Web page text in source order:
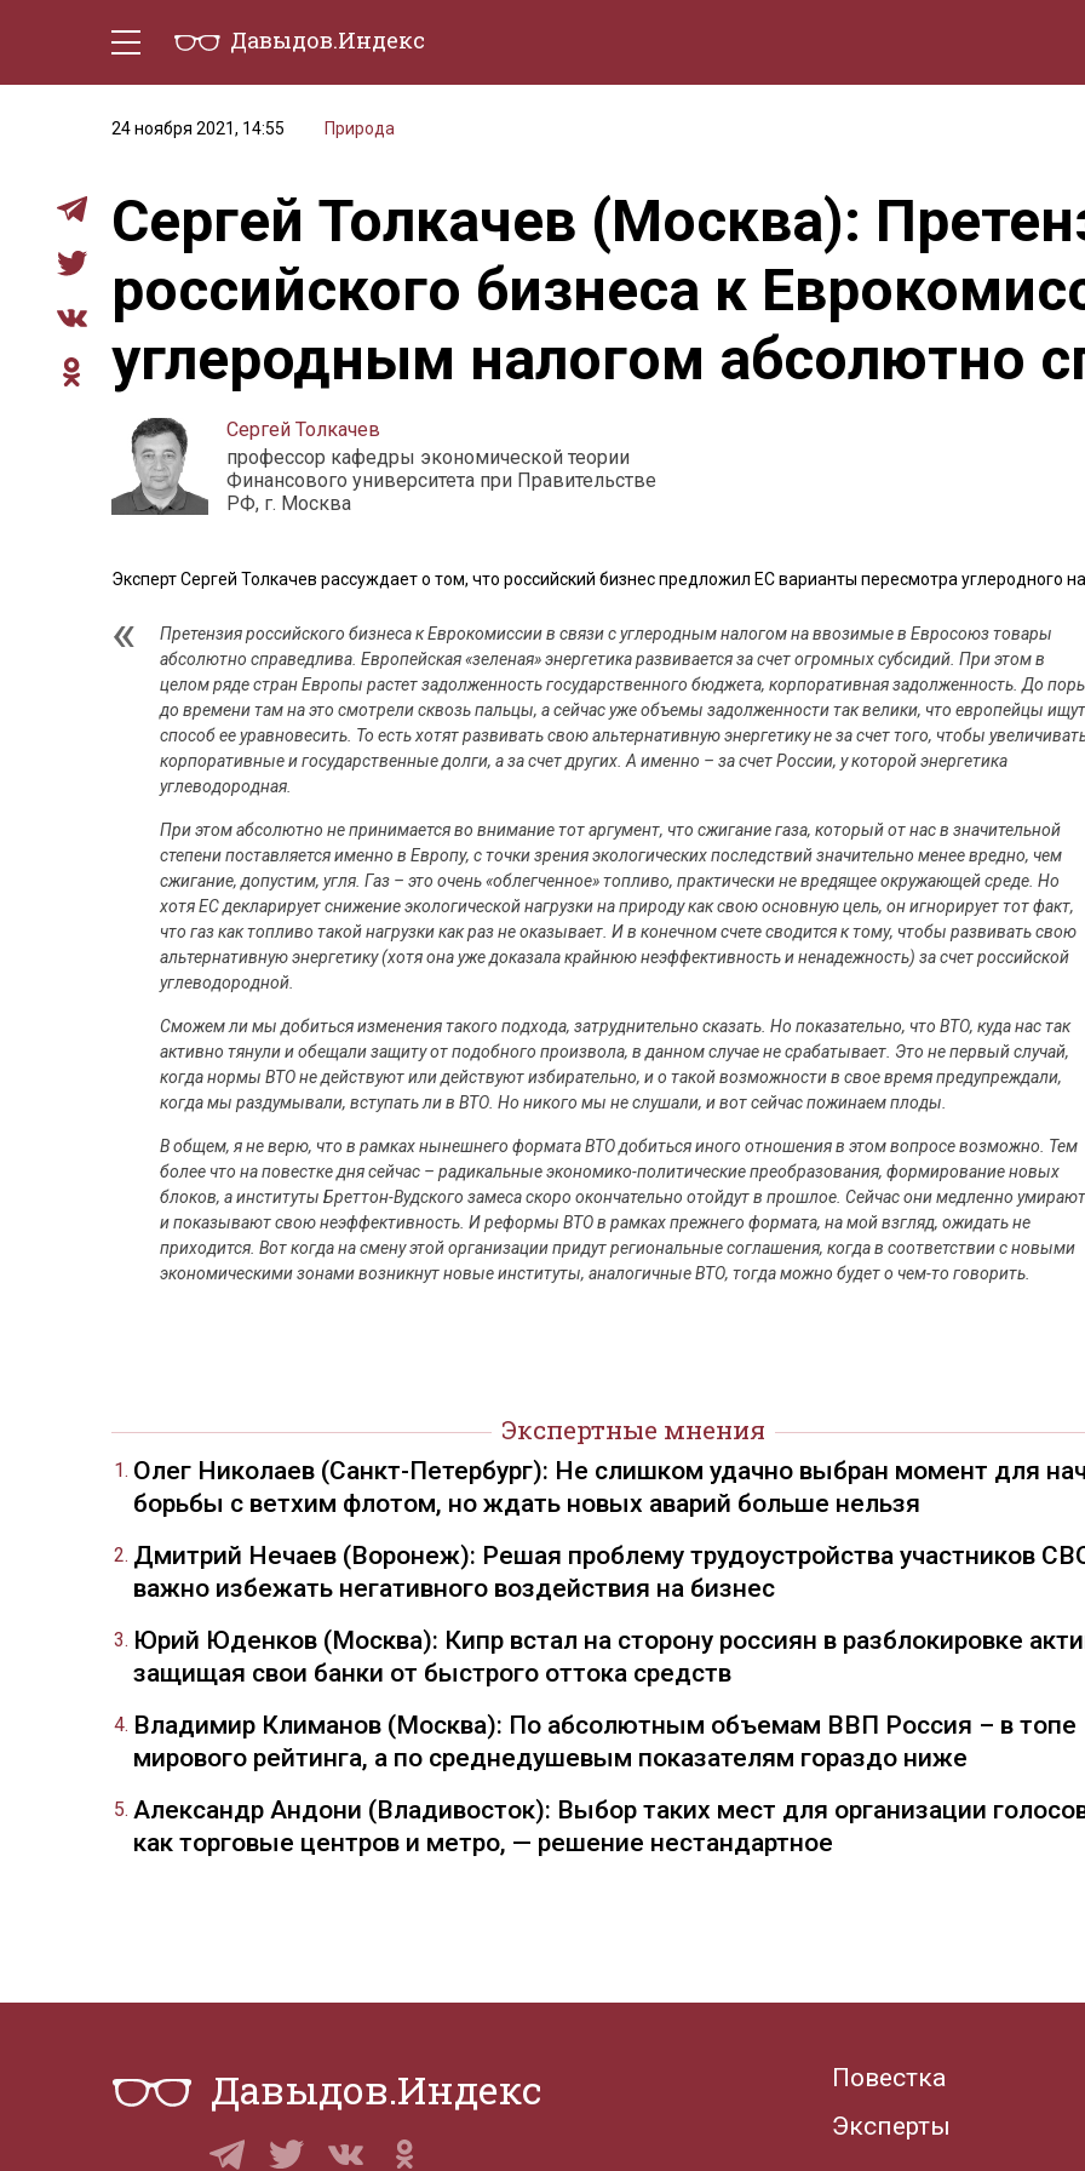
Давыдов.Индекс
24 ноября 2021, 14:55
Природа
Сергей Толкачев (Москва):
российского бизнеса к
углеродным налогом абсолютно
Сергей Толкачев
профессор кафедры экономической теории
Финансового университета при Правительстве
РФ, г. Москва
Эксперт Сергей Толкачев рассуждает о том, что российский бизнес предложил ЕС варианты пересмотра углеродного
Претензия российского бизнеса к Еврокомиссии в связи с углеродным налогом на ввозимые в Евросоюз товары
абсолютно справедлива. Европейская «зеленая» энергетика развивается за счет огромных субсидий. При этом в
целом ряде стран Европы растет задолженность государственного бюджета, корпоративная задолженность. До
до времени там на это смотрели сквозь пальцы, а сейчас уже объемы задолженности так велики, что европейцы ищут
способ ее уравновесить. То есть хотят развивать свою альтернативную энергетику не за счет того, чтобы
корпоративные и государственные долги, а за счет других. А именно – за счет России, у которой энергетика
углеводородная.
При этом абсолютно не принимается во внимание тот аргумент, что сжигание газа, который от нас в значительной
степени поставляется именно в Европу, с точки зрения экологических последствий значительно менее вредно, чем
сжигание, допустим, угля. Газ – это очень «облегченное» топливо, практически не вредящее окружающей среде. Но
хотя ЕС декларирует снижение экологической нагрузки на природу как свою основную цель, он игнорирует тот факт,
что газ как топливо такой нагрузки как раз не оказывает. И в конечном счете сводится к тому, чтобы развивать свою
альтернативную энергетику (хотя она уже доказала крайнюю неэффективность и ненадежность) за счет российской
углеводородной.
Сможем ли мы добиться изменения такого подхода, затруднительно сказать. Но показательно, что ВТО, куда нас так
активно тянули и обещали защиту от подобного произвола, в данном случае не срабатывает. Это не первый случай,
когда нормы ВТО не действуют или действуют избирательно, и о такой возможности в свое время предупреждали,
когда мы раздумывали, вступать ли в ВТО. Но никого мы не слушали, и вот сейчас пожинаем плоды.
В общем, я не верю, что в рамках нынешнего формата ВТО добиться иного отношения в этом вопросе возможно. Тем
более что на повестке дня сейчас – радикальные экономико-политические преобразования, формирование новых
блоков, а институты Бреттон-Вудского замеса скоро окончательно отойдут в прошлое. Сейчас они медленно умирают
и показывают свою неэффективность. И реформы ВТО в рамках прежнего формата, на мой взгляд, ожидать не
приходится. Вот когда на смену этой организации придут региональные соглашения, когда в соответствии с новыми
экономическими зонами возникнут новые институты, аналогичные ВТО, тогда можно будет о чем-то говорить.
Экспертные мнения
Олег Николаев (Санкт-Петербург): Не слишком удачно выбран момент для
борьбы с ветхим флотом, но ждать новых аварий больше нельзя
Дмитрий Нечаев (Воронеж): Решая проблему трудоустройства участников
важно избежать негативного воздействия на бизнес
Юрий Юденков (Москва): Кипр встал на сторону россиян в разблокировке
защищая свои банки от быстрого оттока средств
Владимир Климанов (Москва): По абсолютным объемам ВВП Россия – в топе
мирового рейтинга, а по среднедушевым показателям гораздо ниже
Александр Андони (Владивосток): Выбор таких мест для организации
как торговые центров и метро, — решение нестандартное
Давыдов.Индекс
Повестка
Эксперты